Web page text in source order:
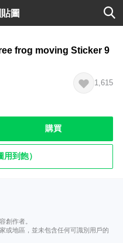
圖
frog moving Sticker 9
1,615
購買
到飽）
創作者。
或地區，並未包含任何可識別用戶的